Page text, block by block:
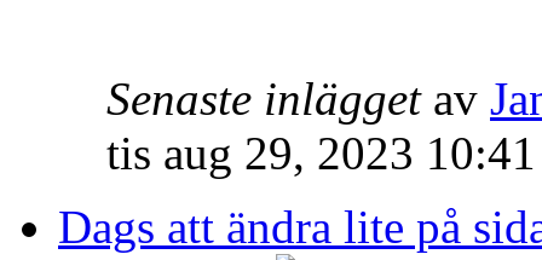
Senaste inlägget av
tis aug 29, 2023
Dags att ändra lite på